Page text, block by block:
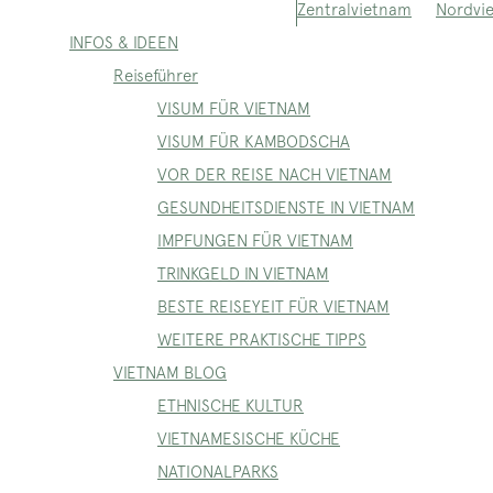
Zentralvietnam
INFOS & IDEEN
Reiseführer
VISUM FÜR VIETNAM
VISUM FÜR KAMBODSCHA
VOR DER REISE NACH VIETNAM
GESUNDHEITSDIENSTE IN VIETNAM
IMPFUNGEN FÜR VIETNAM
TRINKGELD IN VIETNAM
BESTE REISEYEIT FÜR VIETNAM
WEITERE PRAKTISCHE TIPPS
VIETNAM BLOG
ETHNISCHE KULTUR
VIETNAMESISCHE KÜCHE
NATIONALPARKS